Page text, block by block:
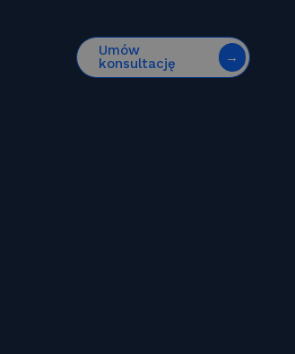
Umów
konsultację